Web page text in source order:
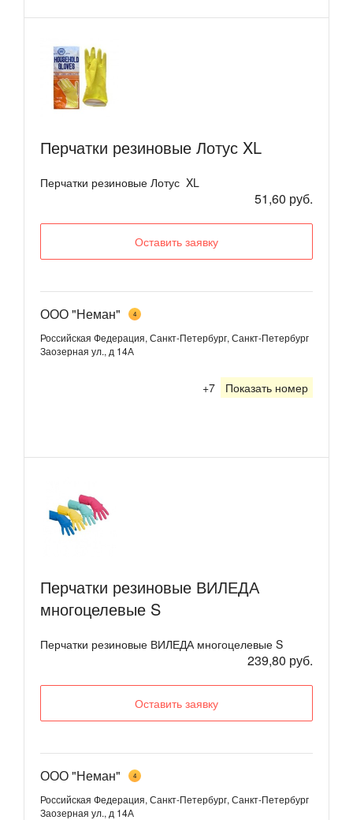
Перчатки резиновые Лотус XL
Перчатки резиновые Лотус XL
51,60 руб.
Оставить заявку
ООО "Неман" 4
Российская Федерация, Санкт-Петербург, Санкт-Петербург
Заозерная ул., д 14А
+7 Показать номер
Перчатки резиновые ВИЛЕДА
многоцелевые S
Перчатки резиновые ВИЛЕДА многоцелевые S
239,80 руб.
Оставить заявку
ООО "Неман" 4
Российская Федерация, Санкт-Петербург, Санкт-Петербург
Заозерная ул., д 14А